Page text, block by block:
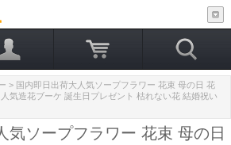
> 国内即日出荷大人気ソープフラワー 花束 母の日 花
気造花ブーケ 誕生日プレゼント 枯れない花 結婚祝い
気ソープフラワー 花束 母の日